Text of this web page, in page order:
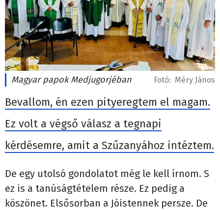
Magyar papok Medjugorjéban Fotó: Méry János
Bevallom, én ezen pityeregtem el magam.
Ez volt a végső válasz a tegnapi
kérdésemre, amit a Szűzanyához intéztem.
De egy utolsó gondolatot még le kell írnom. S
ez is a tanúságtételem része. Ez pedig a
köszönet. Elsősorban a Jóistennek persze. De